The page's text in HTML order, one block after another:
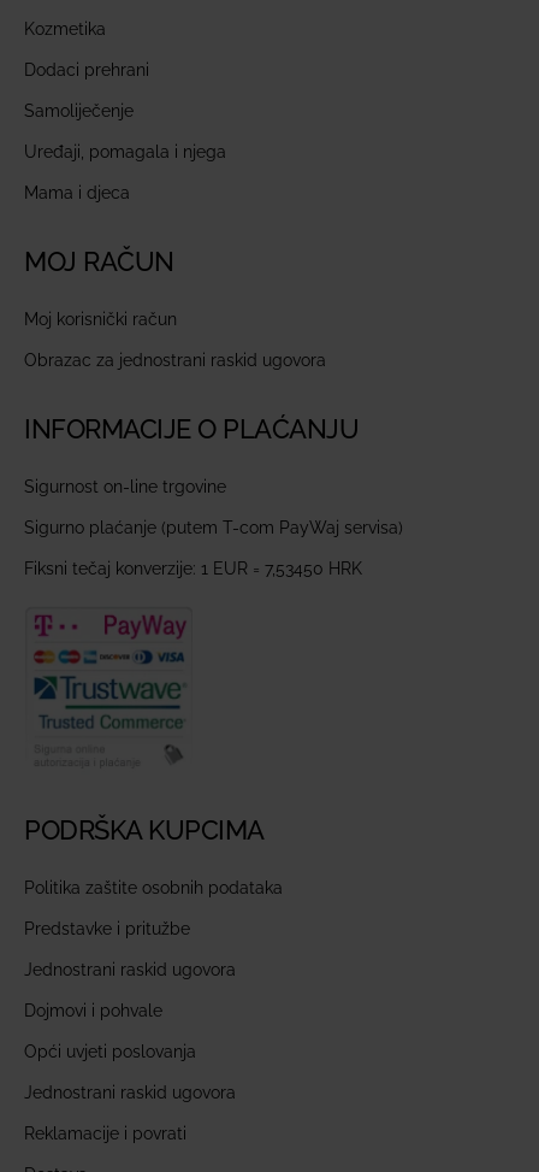
Kozmetika
Dodaci prehrani
Samoliječenje
Uređaji, pomagala i njega
Mama i djeca
MOJ RAČUN
Moj korisnički račun
Obrazac za jednostrani raskid ugovora
INFORMACIJE O PLAĆANJU
Sigurnost on-line trgovine
Sigurno plaćanje (putem T-com PayWaj servisa)
Fiksni tečaj konverzije: 1 EUR = 7,53450 HRK
PODRŠKA KUPCIMA
Politika zaštite osobnih podataka
Predstavke i pritužbe
Jednostrani raskid ugovora
Dojmovi i pohvale
Opći uvjeti poslovanja
Jednostrani raskid ugovora
Reklamacije i povrati